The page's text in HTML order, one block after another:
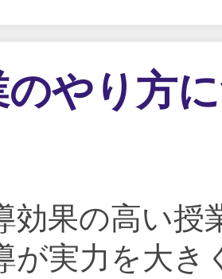
のやり方
効果の高い授
が実力を大き